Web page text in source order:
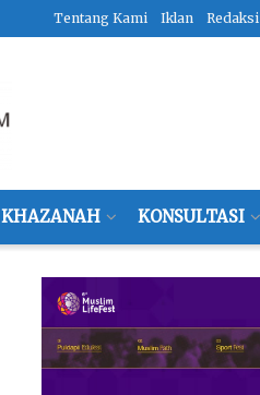
Tentang Kami Iklan Redaksi
KHAZANAH KONSULTASI